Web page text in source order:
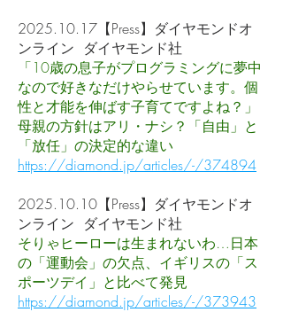
2025.10.17 【Press】ダイヤモンドオ
ンライン ダイヤモンド社
「10歳の息子がプログラミングに夢中
なので好きなだけやらせています。個
性と才能を伸ばす子育てですよね？」
母親の方針はアリ・ナシ？「自由」と
「放任」の決定的な違い
https://diamond.jp/articles/-/374894
2025.10.10 【Press】ダイヤモンドオ
ンライン ダイヤモンド社
そりゃヒーローは生まれないわ…日本
の「運動会」の欠点、イギリスの「ス
ポーツデイ」と比べて発見
https://diamond.jp/articles/-/373943